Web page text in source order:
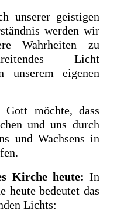
unserer geistigen
werden wir
Wahrheiten zu
Licht
eigenen
Gott möchte, dass
und uns durch
und Wachsens in
Kirche heute: In
heute bedeutet das
Lichts: